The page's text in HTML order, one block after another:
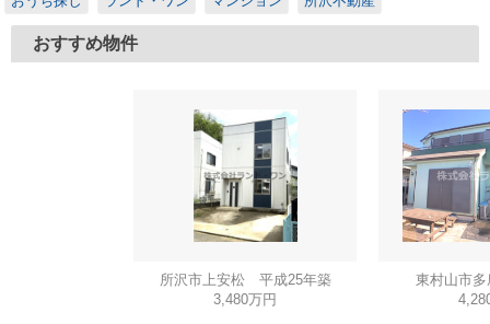
おすすめ物件
所沢市上安松 平成25年築
3,480万円
東村山市